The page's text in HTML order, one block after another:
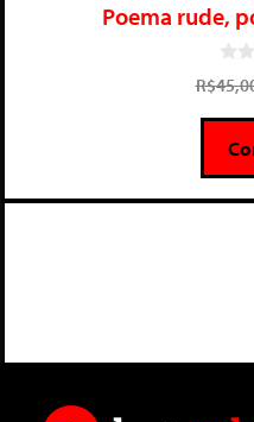
Poema rude,
0
d
5
R$